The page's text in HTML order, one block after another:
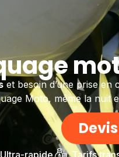
et besoin d’une prise
Moto, même la nuit